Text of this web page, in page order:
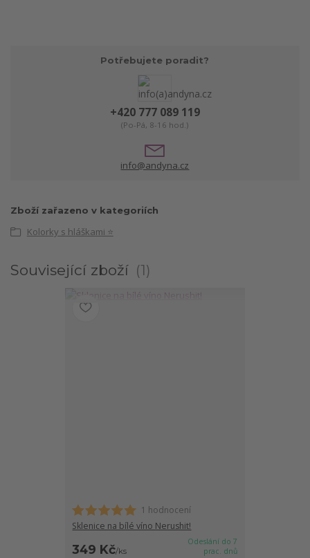
Potřebujete poradit?
+420 777 089 119
(Po-Pá, 8-16 hod.)
info@andyna.cz
Zboží zařazeno v kategoriích
Kolorky s hláškami ⭐
Související zboží 1
1 hodnocení
Sklenice na bílé víno Nerushit!
349 Kč/ks
Odeslání do 7
prac. dnů